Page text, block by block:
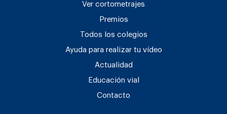
Ver cortometrajes
Premios
Todos los colegios
Ayuda para realizar tu vídeo
Actualidad
Educación vial
Contacto